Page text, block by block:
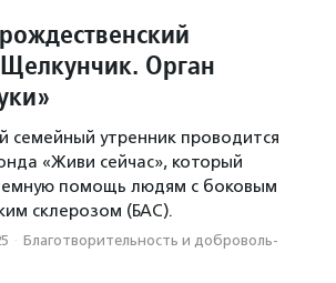
Орган
семейный утренник проводится
«Живи сейчас», который
помощь людям с боковым
склерозом (БАС).
· Благотвори­тель­ность и доброволь­